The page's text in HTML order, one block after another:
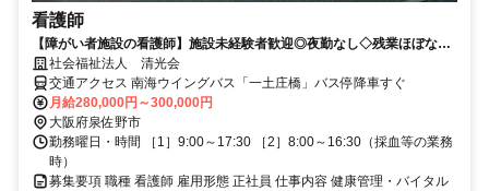
看護師
【障がい者施設の看護師】施設未経験者歓迎◎夜勤なし◇残業ほぼな
し！30代～50代女性活躍中◎
社会福祉法人 清光会
交通アクセス 南海ウイングバス「一土庄橋」バス停降車すぐ
月給280,000円～300,000円
大阪府泉佐野市
勤務曜日・時間 ［1］9:00～17:30 ［2］8:00～16:30（採血等の業務
時）
募集要項 職種 看護師 雇用形態 正社員 仕事内容 健康管理・バイタル